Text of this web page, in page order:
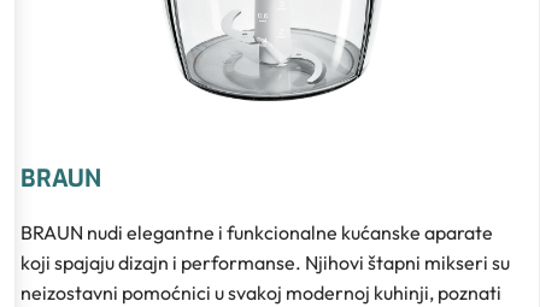
BRAUN
BRAUN nudi elegantne i funkcionalne kućanske aparate
koji spajaju dizajn i performanse. Njihovi štapni mikseri su
neizostavni pomoćnici u svakoj modernoj kuhinji, poznati